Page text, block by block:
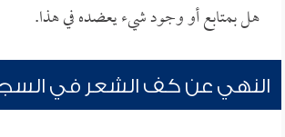
هل بمتابع أو وجود شيء يعضده في هذا.
النهي عن كف الشعر في